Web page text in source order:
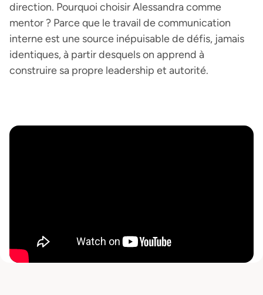
direction. Pourquoi choisir Alessandra comme
mentor ? Parce que le travail de communication
interne est une source inépuisable de défis, jamais
identiques, à partir desquels on apprend à
construire sa propre leadership et autorité.